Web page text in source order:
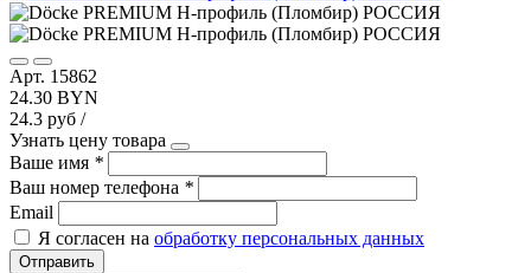
Арт. 15862
24.30 BYN
24.3 руб /
Узнать цену товара
Ваше имя *
Ваш номер телефона *
Email
Я согласен на обработку персональных данных
Отправить